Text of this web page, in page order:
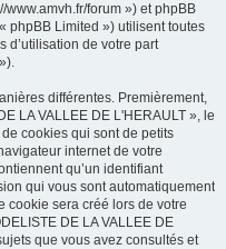
www.amvh.fr/forum ») et phpBB
phpBB Limited ») utilisent toutes
d’utilisation de votre part
différentes. Premièrement,
LA VALLEE DE L'HERAULT », le
cookies qui sont de petits
internet de votre
qu’un identifiant
qui vous sont automatiquement
cookie sera créé lors de votre
DE LA VALLEE DE
que vous avez consultés et